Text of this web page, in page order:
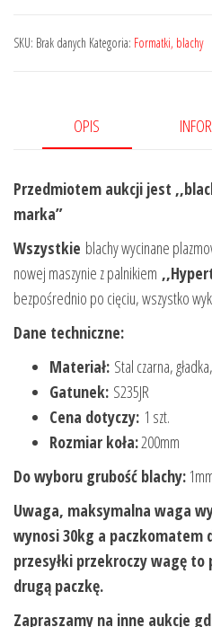
formatka
200mm
SKU: Brak danych Kategoria: Formatki, blachy
OPIS
Przedmiotem aukcji jest
marka”
Wszystkie blachy wycinane
nowej maszynie z palnikiem
bezpośrednio po cięciu, wszystko
Dane techniczne:
Materiał: Stal czarna,
Gatunek: S235JR
Cena dotyczy: 1 szt.
Rozmiar koła:200mm
Do wyboru grubość blachy:
Uwaga, maksymalna waga
wynosi 30kg a paczkomatem
przesyłki przekroczy wagę to
drugą paczkę.
Zapraszamy na inne aukcje